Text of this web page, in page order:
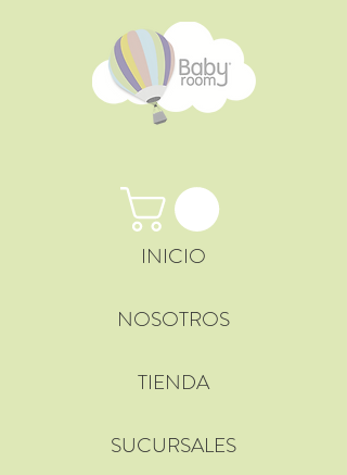
INICIO
NOSOTROS
TIENDA
SUCURSALES